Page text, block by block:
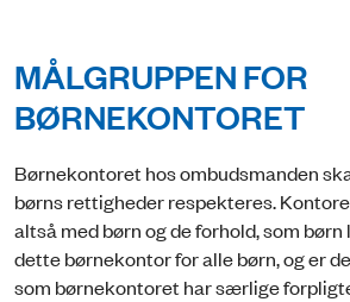
MÅLGRUPPEN FOR
BØRNEKONTORET
Børnekontoret hos ombudsmanden
børns rettigheder respekteres.
altså med børn og de forhold, som børn
dette børnekontor for alle børn, og er
som børnekontoret har særlige